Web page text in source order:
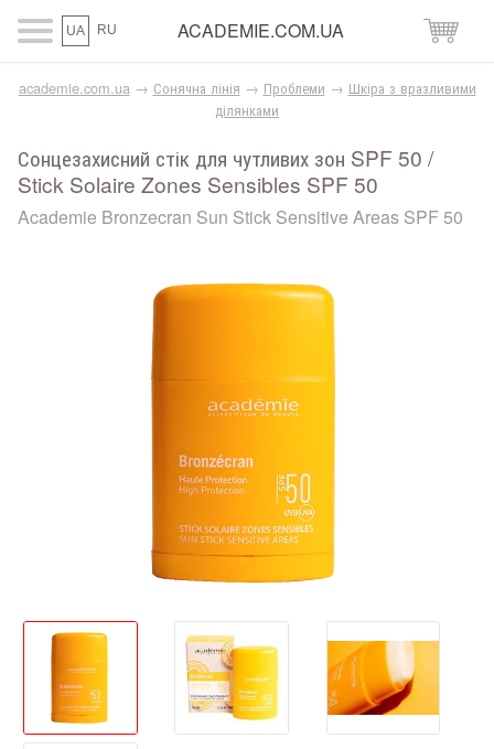
UA RU ACADEMIE.COM.UA
academie.com.ua → Сонячна лінія → Проблеми → Шкіра з вразливими
ділянками
Сонцезахисний стік для чутливих зон SPF 50 /
Stick Solaire Zones Sensibles SPF 50
Academie Bronzecran Sun Stick Sensitive Areas SPF 50